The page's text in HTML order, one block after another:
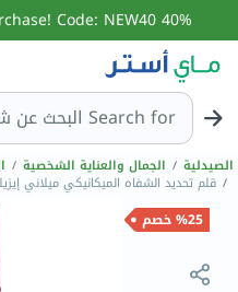
40% off 1st online pharmacy purchase! Code: NEW40
Search for ال
الصيدلية / الجمال والعناية الشخصية /
/ قلم تحديد الشفاه الميكانيكي ميلاني
%25 خصم